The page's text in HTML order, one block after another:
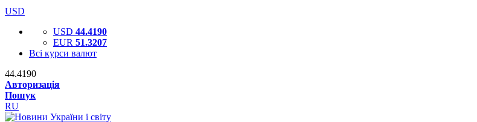
USD
USD 44.4190
EUR 51.3207
Всі курси валют
44.4190
Авторизація
Пошук
RU